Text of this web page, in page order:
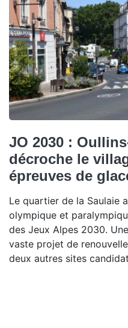
JO 2030 :
décroche le
épreuves de
Le quartier de la Saulaie
olympique et
des Jeux Alpes 2030.
vaste projet de
deux autres sites